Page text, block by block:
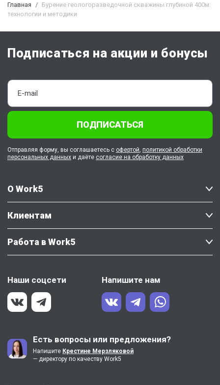
Главная
Бурение геологоразведочной скважины глубиной 400м:
технологии и методики
О Work5
Клиентам
Работа в Work5
Наши соцсети Напишите нам
Есть вопросы или предложения?
Напишите Крестине Мерзляковой
— директору по качеству Work5
Подписаться на акции и бонусы
ПОДПИСАТЬСЯ
Отправляя форму, вы соглашаетесь с офертой, политикой обработки
персональных данных и даёте согласие на обработку данных